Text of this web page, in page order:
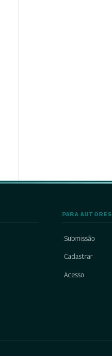
PARA AUTORES
Submissão
Cadastrar
Acesso